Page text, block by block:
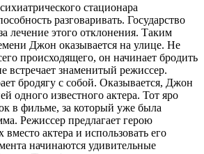
стационара
разговаривать. Государство
лечение этого отклонения. Таким
Джон оказывается на улице. Не
происходящего, он начинает бродить
встречает знаменитый режиссер.
бродягу с собой. Оказывается, Джон
одного известного актера. Тот яро
в фильме, за который уже была
Режиссер предлагает герою
вместо актера и использовать его
начинаются удивительные